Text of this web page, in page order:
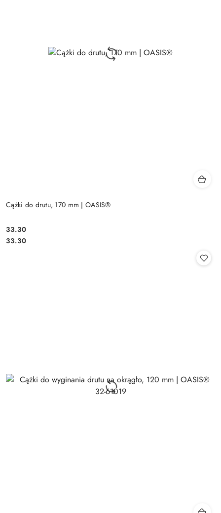
Cążki do drutu, 170 mm | OASIS®
Cena:
33.30
Cena:
33.30